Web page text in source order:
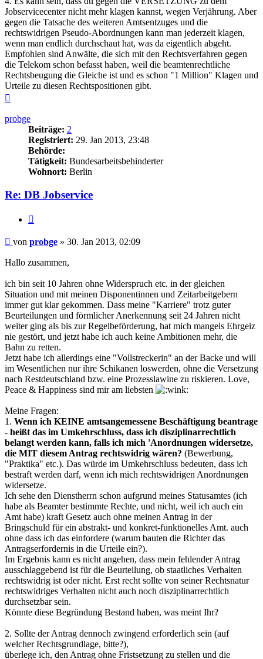
Jobservicecenter nicht mehr klagen kannst, wegen Verjährung. Aber
gegen die Tatsache des weiteren Amtsentzuges und die
rechtswidrigen Pseudo-Abordnungen kann man jederzeit klagen,
wenn man endlich durchschaut hat, was da eigentlich abgeht.
Empfohlen sind Anwälte, die sich mit den Rechtsverfahren gegen
die Telekom schon befasst haben, weil die beamtenrechtliche
Rechtsbeugung die Gleiche ist und es schon "1 Million" Klagen und
Urteile zu diesen Rechtspositionen gibt.
probge
Beiträge: 2
Registriert: 29. Jan 2013, 23:48
Behörde:
Tätigkeit: Bundesarbeitsbehinderter
Wohnort: Berlin
Re: DB Jobservice
Beitrag
von probge » 30. Jan 2013, 02:09
Hallo zusammen,
ich bin seit 10 Jahren ohne Widerspruch etc. in der gleichen
Situation und mit meinen Disponentinnen und Zeitarbeitgebern
immer gut klar gekommen. Dass meine "Karriere" trotz guter
Beurteilungen und förmlicher Anerkennung seit 24 Jahren nicht
weiter ging als bis zur Regelbeförderung, hat mich mangels Ehrgeiz
nie gestört, und jetzt habe ich auch keine Ambitionen mehr, die
Bahn zu retten.
Jetzt habe ich allerdings eine "Vollstreckerin" an der Backe und will
im Wesentlichen nur ihre Schikanen loswerden, ohne die Versetzung
nach Restdeutschland bzw. eine Prozesslawine zu riskieren. Love,
Peace & Happiness sind mir am liebsten
Meine Fragen:
1. Wenn ich KEINE amtsangemessene Beschäftigung beantrage
- heißt das im Umkehrschluss, dass ich disziplinarrechtlich
belangt werden kann, falls ich mich 'Anordnungen widersetze,
die MIT diesem Antrag rechtswidrig wären? (Bewerbung,
"Praktika" etc.). Das würde im Umkehrschluss bedeuten, dass ich
bestraft werden darf, wenn ich mich rechtswidrigen Anordnungen
widersetze.
Ich sehe den Dienstherrn schon aufgrund meines Statusamtes (ich
habe als Beamter bestimmte Rechte, und nicht, weil ich auch ein
Amt habe) kraft Gesetz auch ohne meinen Antrag in der
Bringschuld für ein abstrakt- und konkret-funktionelles Amt. auch
ohne dass ich das einfordere (warum bauten die Richter das
Antragserfordernis in die Urteile ein?).
Im Ergebnis kann es nicht angehen, dass mein fehlender Antrag
ausschlaggebend ist für die Beurteilung, ob staatliches Verhalten
rechtswidrig ist oder nicht. Erst recht sollte von seiner Rechtsnatur
rechtswidriges Verhalten nicht auch noch disziplinarrechtlich
durchsetzbar sein.
Könnte diese Begründung Bestand haben, was meint Ihr?
2. Sollte der Antrag dennoch zwingend erforderlich sein (auf
welcher Rechtsgrundlage, bitte?),
überlege ich, den Antrag ohne Fristsetzung zu stellen und die